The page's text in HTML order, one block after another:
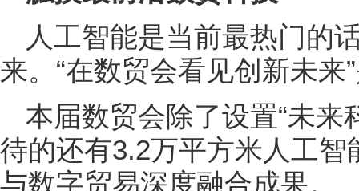
人工智能是当前最热门的
来。“在数贸会看见创新未来
本届数贸会除了设置“未来
待的还有3.2万平方米人工
与数字贸易深度融合成果。